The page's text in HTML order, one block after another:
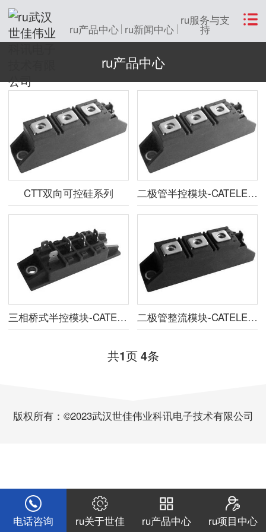
ru产品中心 ru新闻中心
ru服务与支
持
ru产品中心
CTT双向可控硅系列 二极管半控模块-CATELEC中国总代理
三相桥式半控模块-CATELEC中国总代理 二极管整流模块-CATELEC中国总代理
共1页4条
版权所有：©2023武汉世佳伟业科讯电子技术有限公司
电话咨询 ru关于世佳 ru产品中心 ru项目中心